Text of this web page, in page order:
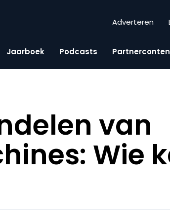
Adverteren
Jaarboek Podcasts
van
Wie